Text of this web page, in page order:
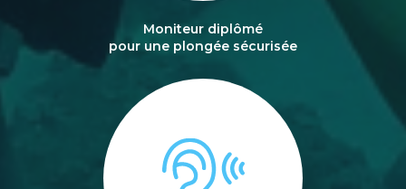
Moniteur diplômé
pour une plongée sécurisée